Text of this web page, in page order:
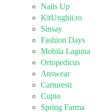
Nails Up
KitUnghii.ro
Sinsay
Fashion Days
Mobila Laguna
Ortopedicus
Answear
Carturesti
Cupio
Spring Farma